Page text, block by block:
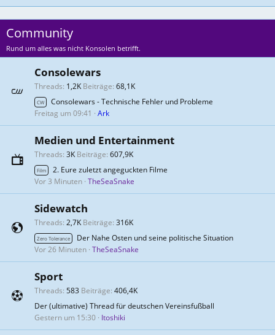
Community
Rund um alles was nicht Konsolen betrifft.
Consolewars
Threads 1,2K Beiträge 68,1K
CW
Consolewars - Technische Fehler und Probleme
Freitag um 09:41
Ark
Medien und Entertainment
Threads 3K Beiträge 607,9K
Film
2. Eure zuletzt angeguckten Filme
Vor 3 Minuten TheSeaSnake
Sidewatch
Threads 2,7K Beiträge 316K
Zero Tolerance
Der Nahe Osten und seine politische Situation
Vor 26 Minuten TheSeaSnake
Sport
Threads 583 Beiträge 406,4K
Der (ultimative) Thread für deutschen Vereinsfußball
Gestern um 15:30 Itoshiki